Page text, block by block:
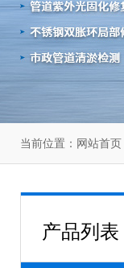
当前位置： 网站首页
产品列表